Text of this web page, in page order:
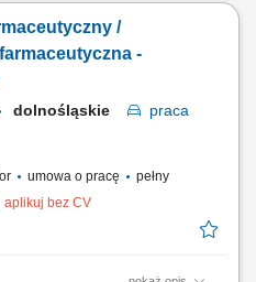
z zakresu wiedzy o
klinicznych; Realizację
/
-
dolnośląskie
praca
umowa o pracę
pełny
aplikuj bez CV